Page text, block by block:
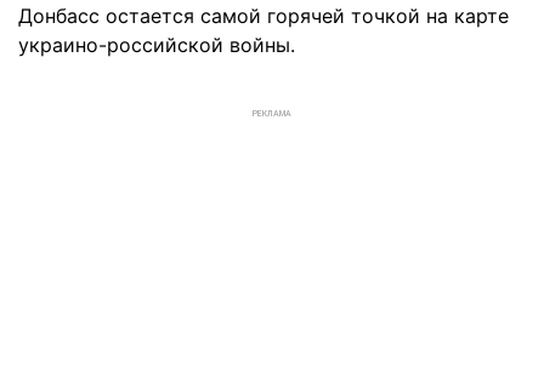
Донбасс остается самой горячей точкой на карте
украино-российской войны.
РЕКЛАМА